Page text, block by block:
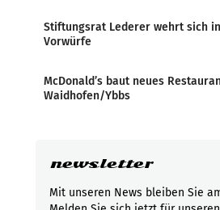
Stiftungsrat Lederer wehrt sich
Vorwürfe
McDonald’s baut neues
Waidhofen/Ybbs
newsletter
Mit unseren News bleiben Sie